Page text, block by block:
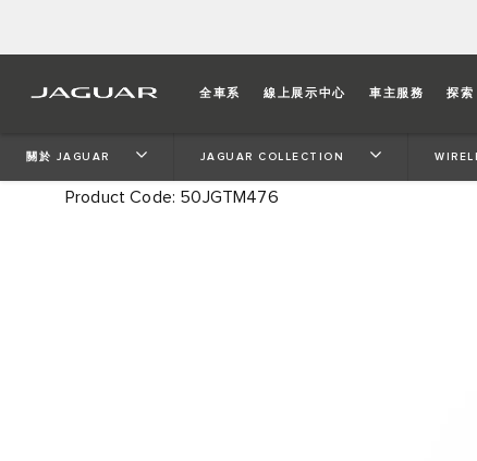
全車系 線上展示中心 車主服務 探索
關於 JAGUAR JAGUAR COLLECTION
WIRELESS CHARGER
Charge up in style. This soft touch wireless charger
Product Code: 50JGTM476